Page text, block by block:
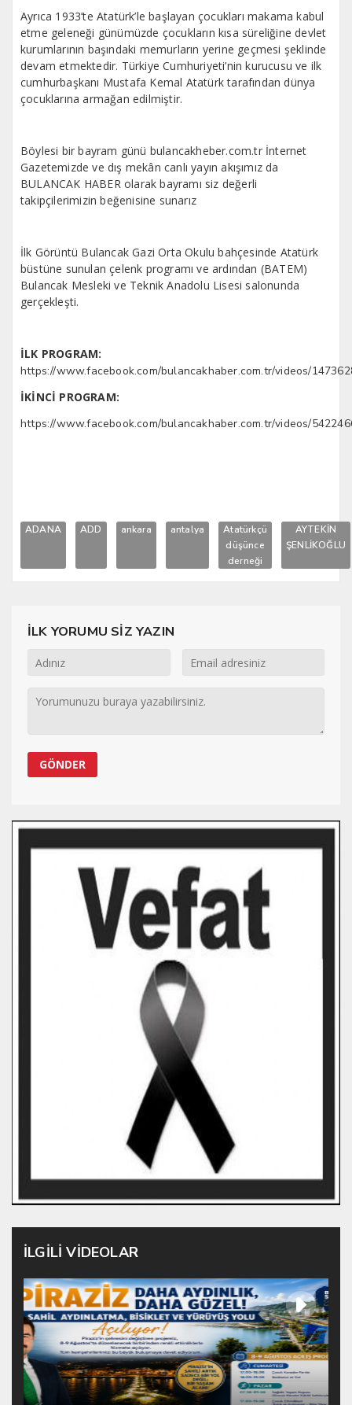
Ayrıca 1933’te Atatürk’le başlayan çocukları makama kabul
etme geleneği günümüzde çocukların kısa süreliğine devlet
kurumlarının başındaki memurların yerine geçmesi şeklinde
devam etmektedir. Türkiye Cumhuriyeti’nin kurucusu ve ilk
cumhurbaşkanı Mustafa Kemal Atatürk tarafından dünya
çocuklarına armağan edilmiştir.
Böylesi bir bayram günü bulancakheber.com.tr İnternet
Gazetemizde ve dış mekân canlı yayın akışımız da
BULANCAK HABER olarak bayramı siz değerli
takipçilerimizin beğenisine sunarız
İlk Görüntü Bulancak Gazi Orta Okulu bahçesinde Atatürk
büstüne sunulan çelenk programı ve ardından (BATEM)
Bulancak Mesleki ve Teknik Anadolu Lisesi salonunda
gerçekleşti.
İLK PROGRAM:
https://www.facebook.com/bulancakhaber.com.tr/videos/
İKİNCİ PROGRAM:
https://www.facebook.com/bulancakhaber.com.tr/videos/
ADANA ADD ankara antalya
Atatürkçü
düşünce
derneği
AYTEKİN
ŞENLİKOĞLU
İLK YORUMU SİZ YAZIN
İLGİLİ VİDEOLAR